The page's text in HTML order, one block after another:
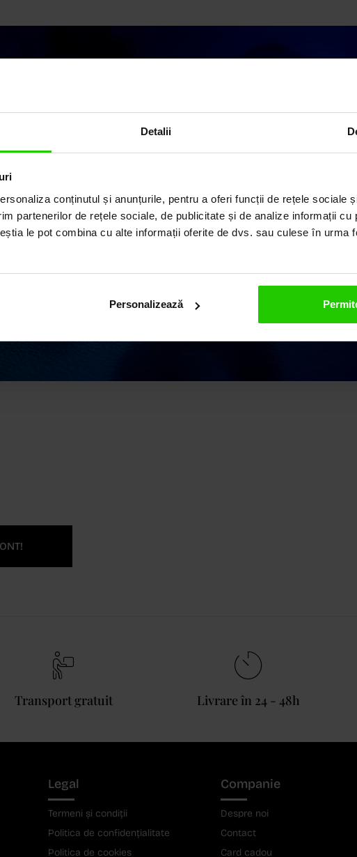
Detalii
conținutul și anunțurile, pentru a oferi funcții de rețele sociale
partenerilor de rețele sociale, de publicitate și de analize informații cu
le pot combina cu alte informații oferite de dvs. sau culese în urma
Personalizează
elegante și rafinate,
o vastă experiență în
și pietre
Retur
Transport gratuit Livrare în 24 - 48h
Legal
Termeni și condiții
Politica de confidențialitate
Politica de cookies
Companie
Despre noi
Contact
Card cadou